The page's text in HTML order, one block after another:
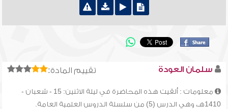
تقييم المادة: سلمان العودة
معلومات : ألقيت هذه المحاضرة في ليلة الاثنين: 15 - شعبان -
1410هـ، وهي الدرس (5) من سلسلة الدروس العلمية العامة.